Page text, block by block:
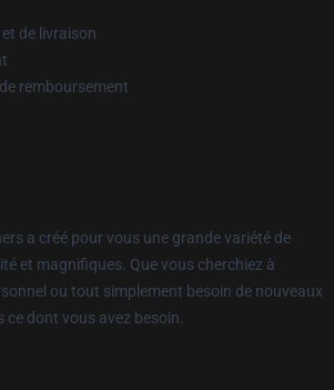
de livraison
remboursement
a créé pour vous une grande variété de
et magnifiques. Que vous cherchiez à
ou tout simplement besoin de nouveaux
dont vous avez besoin.